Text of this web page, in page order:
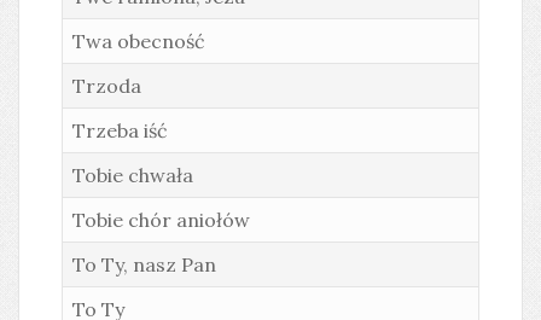
Twa obecność
Trzoda
Trzeba iść
Tobie chwała
Tobie chór aniołów
To Ty, nasz Pan
To Ty